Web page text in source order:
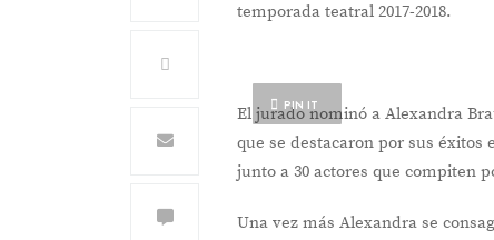
temporada teatral 2017-2018.
PIN IT
El jurado nominó a Alexandra
que se destacaron por sus
junto a 30 actores que compiten
Una vez más Alexandra se